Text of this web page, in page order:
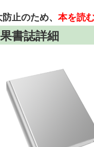
防止のため、本を読
書誌詳細